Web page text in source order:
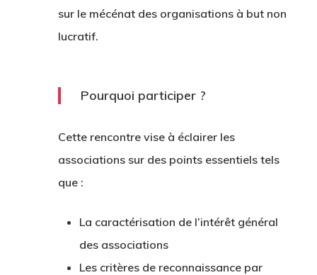
sur le mécénat des organisations à but non
lucratif.
Pourquoi participer ?
Cette rencontre vise à éclairer les
associations sur des points essentiels tels
que :
La caractérisation de l’intérêt général
des associations
Les critères de reconnaissance par